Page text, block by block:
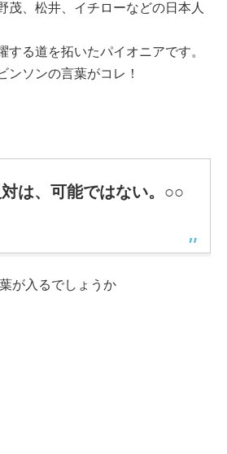
茂、松井、イチローなどの日本人
する道を拓いたパイオニアです。
ンソンの言葉がコレ！
対は、可能ではない。○○
が入るでしょうか